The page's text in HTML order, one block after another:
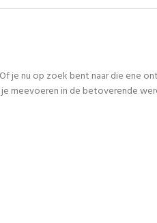
je nu op zoek bent naar die ene
in de betoverende